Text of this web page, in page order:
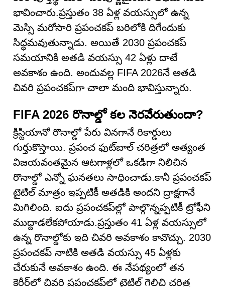
భావించారు.ప్రస్తుతం 38 ఏళ్ల వయస్సులో ఉన్న
మెస్సి మరోసారి ప్రపంచకప్ బరిలోకి దిగేందుకు
సిద్ధమవుతున్నాడు. అయితే 2030 ప్రపంచకప్
సమయానికి అతడి వయస్సు 42 ఏళ్లు దాటే
అవకాశం ఉంది. అందువల్ల FIFA 2026నే అతడి
చివరి ప్రపంచకప్‌గా చాలా మంది భావిస్తున్నారు.
FIFA 2026 రొనాల్డో కల నెరవేరుతుందా?
క్రిస్టియానో రొనాల్డో పేరు వినగానే రికార్డులు
గుర్తుకొస్తాయి. ప్రపంచ ఫుట్‌బాల్ చరిత్రలో అత్యంత
విజయవంతమైన ఆటగాళ్లలో ఒకడిగా నిలిచిన
రొనాల్డో ఎన్నో ఘనతలు సాధించాడు.కానీ ప్రపంచకప్
టైటిల్ మాత్రం ఇప్పటికీ అతడికి అందని ద్రాక్షగానే
మిగిలింది. ఐదు ప్రపంచకప్‌ల్లో పాల్గొన్నప్పటికీ ట్రోఫీని
ముద్దాడలేకపోయాడు.ప్రస్తుతం 41 ఏళ్ల వయస్సులో
ఉన్న రొనాల్డోకు ఇది చివరి అవకాశం కావొచ్చు. 2030
ప్రపంచకప్ నాటికి అతడి వయస్సు 45 ఏళ్లకు
చేరుకునే అవకాశం ఉంది. ఈ నేపథ్యంలో తన
కెరీర్‌లో చివరి ప్రపంచకప్‌లో టైటిల్ గెలిచి చరిత్ర